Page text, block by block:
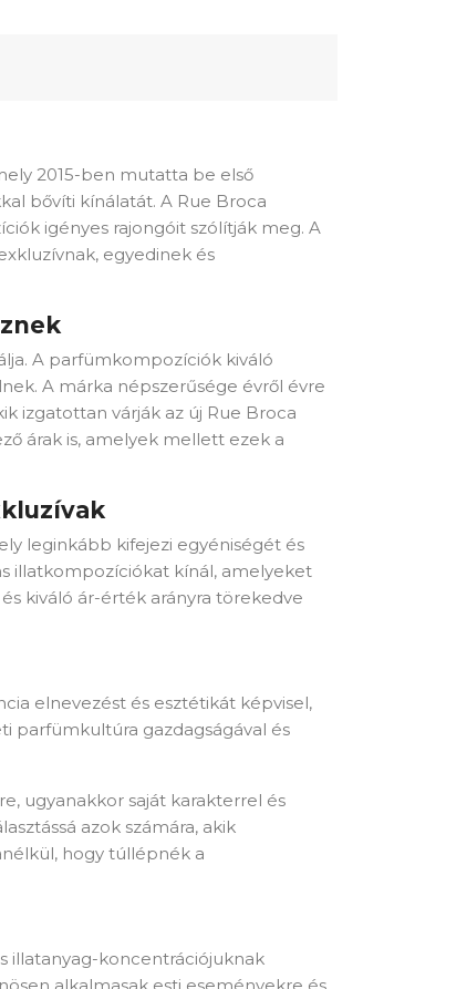
2015-ben mutatta be első
bővíti kínálatát. A Rue Broca
igényes rajongóit szólítják meg. A
egyedinek és
A parfümkompozíciók kiváló
A márka népszerűsége évről évre
izgatottan várják az új Rue Broca
árak is, amelyek mellett ezek a
leginkább kifejezi egyéniségét és
illatkompozíciókat kínál, amelyeket
kiváló ár-érték arányra törekedve
elnevezést és esztétikát képvisel,
parfümkultúra gazdagságával és
ugyanakkor saját karakterrel és
azok számára, akik
hogy túllépnék a
illatanyag-koncentrációjuknak